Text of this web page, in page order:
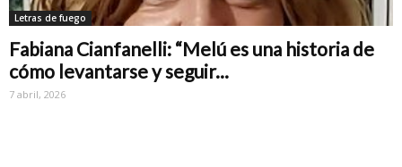
Letras de fuego
Fabiana Cianfanelli: “Melú es una historia de
cómo levantarse y seguir...
7 abril, 2026